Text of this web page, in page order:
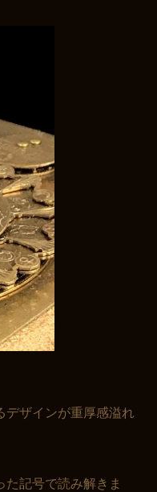
デザインが重厚感溢れ
記号で読み解きま